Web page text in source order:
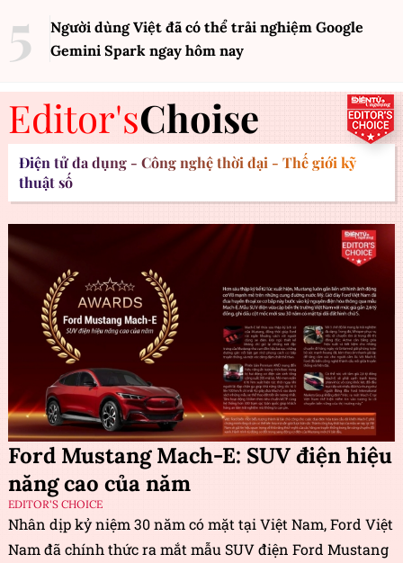
Người dùng Việt đã có thể trải nghiệm Google
Gemini Spark ngay hôm nay
Editor'sChoise
Điện tử đa dụng - Công nghệ thời đại - Thế giới kỹ
thuật số
Ford Mustang Mach-E: SUV điện hiệu
năng cao của năm
EDITOR'S CHOICE
Nhân dịp kỷ niệm 30 năm có mặt tại Việt Nam, Ford Việt
Nam đã chính thức ra mắt mẫu SUV điện Ford Mustang